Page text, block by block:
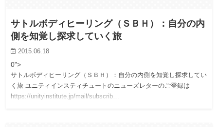
サトルボディヒーリング（ＳＢＨ）：自分の内
側を知覚し探求していく旅
2015.06.18
0">
サトルボディヒーリング（ＳＢＨ）：自分の内側を知覚し探求してい
く旅 ユニティインスティチュートのニューズレターのご登録は
https://unityinstitute.jp/mail/subscrib…